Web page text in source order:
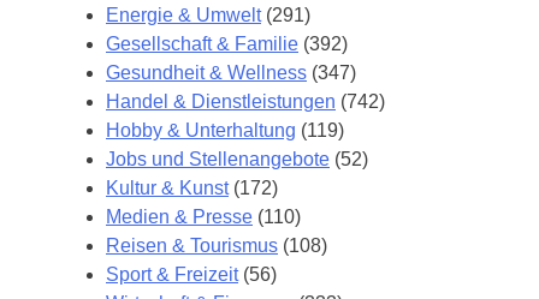
Energie & Umwelt(291)
Gesellschaft & Familie (392)
Gesundheit & Wellness (347)
Handel & Dienstleistungen (742)
Hobby & Unterhaltung (119)
Jobs und Stellenangebote (52)
Kultur & Kunst(172)
Medien & Presse (110)
Reisen & Tourismus (108)
Sport & Freizeit(56)